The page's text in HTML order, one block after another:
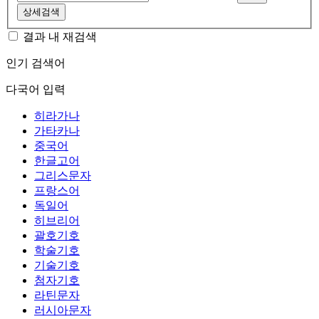
상세검색
결과 내 재검색
인기 검색어
다국어 입력
히라가나
가타카나
중국어
한글고어
그리스문자
프랑스어
독일어
히브리어
괄호기호
학술기호
기술기호
첨자기호
라틴문자
러시아문자